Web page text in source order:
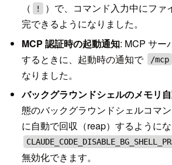
（
!
）で、コマンド入力中にファ
完できるようになりました。
MCP 認証時の起動通知: MCP サー
するときに、起動時の通知で
/mcp
なりました。
バックグラウンドシェルのメモリ
態のバックグラウンドシェルコマ
に自動で回収（reap）するようにな
無効化できます。